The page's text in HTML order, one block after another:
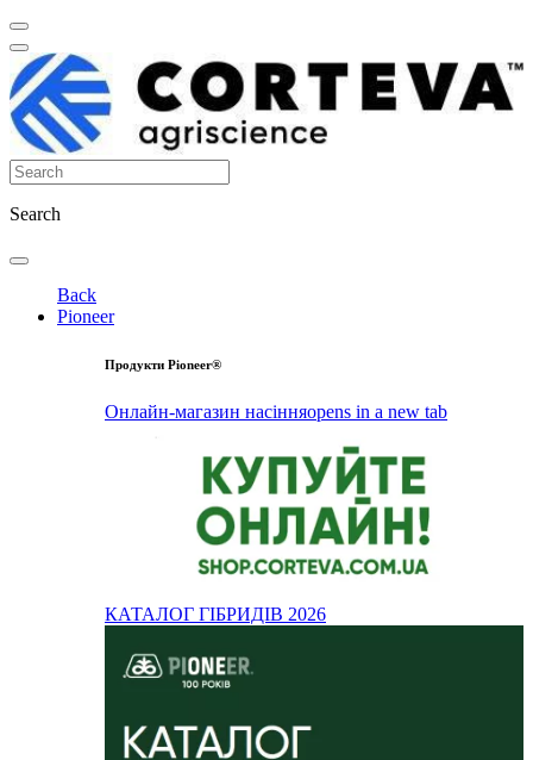
Search
Back
Pioneer
Продукти Pioneer®
Онлайн-магазин насінняopens in a new tab
КАТАЛОГ ГІБРИДІВ 2026